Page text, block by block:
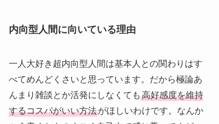
内向型人間に向いている理由
一人大好き超内向型人間は基本人との関わりはす
べてめんどくさいと思っています。だから極論あ
んまり雑談とか活発にしなくても 高好感度を維持
するコスパがいい方法がほしいわけです。なんか